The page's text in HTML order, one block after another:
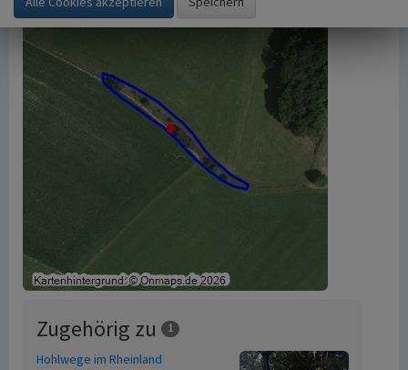
Zugehörig zu 1
Hohlwege im Rheinland